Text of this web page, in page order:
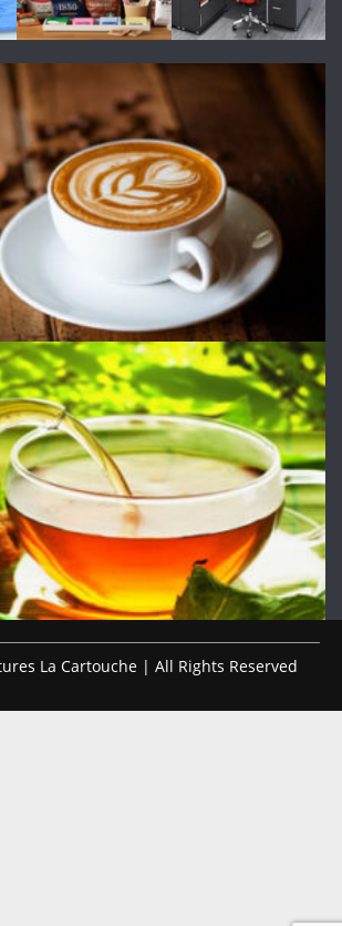
La Cartouche | All Rights Reserved